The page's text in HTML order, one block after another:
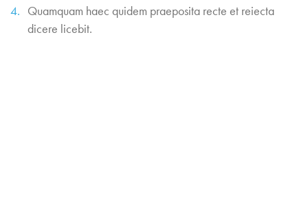
Quamquam haec quidem praeposita recte et reiecta
dicere licebit.